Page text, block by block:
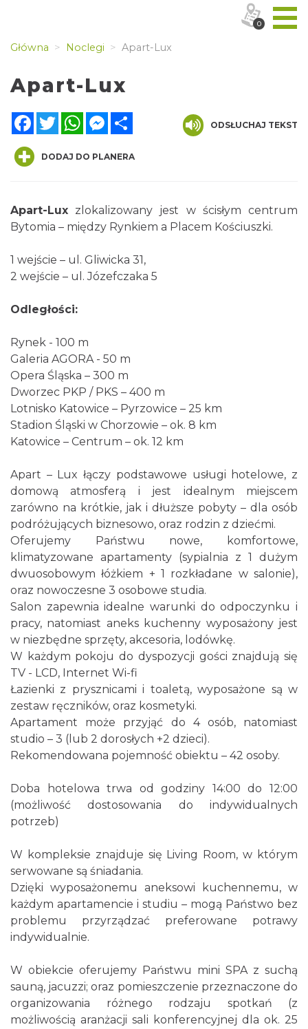
Główna Noclegi Apart-Lux
Apart-Lux
FacebookTwitterWhatsAppMessenger
ODSŁUCHAJ TEKST
DODAJ DO PLANERA
Apart-Lux zlokalizowany jest w ścisłym centrum
Bytomia – między Rynkiem a Placem Kościuszki.
1 wejście – ul. Gliwicka 31,
2 wejście – ul. Józefczaka 5
Odległości:
Rynek - 100 m
Galeria AGORA - 50 m
Opera Śląska – 300 m
Dworzec PKP / PKS – 400 m
Lotnisko Katowice – Pyrzowice – 25 km
Stadion Śląski w Chorzowie – ok. 8 km
Katowice – Centrum – ok. 12 km
Apart – Lux łączy podstawowe usługi hotelowe, z
domową atmosferą i jest idealnym miejscem
zarówno na krótkie, jak i dłuższe pobyty – dla osób
podróżujących biznesowo, oraz rodzin z dziećmi.
Oferujemy Państwu nowe, komfortowe,
klimatyzowane apartamenty (sypialnia z 1 dużym
dwuosobowym łóżkiem + 1 rozkładane w salonie),
oraz nowoczesne 3 osobowe studia.
Salon zapewnia idealne warunki do odpoczynku i
pracy, natomiast aneks kuchenny wyposażony jest
w niezbędne sprzęty, akcesoria, lodówkę.
W każdym pokoju do dyspozycji gości znajdują się
TV - LCD, Internet Wi-fi
Łazienki z prysznicami i toaletą, wyposażone są w
zestaw ręczników, oraz kosmetyki.
Apartament może przyjąć do 4 osób, natomiast
studio – 3 (lub 2 dorosłych +2 dzieci).
Rekomendowana pojemność obiektu – 42 osoby.
Doba hotelowa trwa od godziny 14:00 do 12:00
(możliwość dostosowania do indywidualnych
potrzeb)
W kompleksie znajduje się Living Room, w którym
serwowane są śniadania.
Dzięki wyposażonemu aneksowi kuchennemu, w
każdym apartamencie i studiu – mogą Państwo bez
problemu przyrządzać preferowane potrawy
indywidualnie.
W obiekcie oferujemy Państwu mini SPA z suchą
sauną, jacuzzi; oraz pomieszczenie przeznaczone do
organizowania różnego rodzaju spotkań (z
możliwością aranżacji sali konferencyjnej dla ok. 25
0